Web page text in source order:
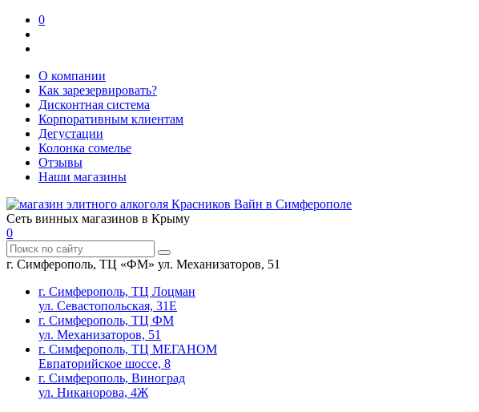
0
О компании
Как зарезервировать?
Дисконтная система
Корпоративным клиентам
Дегустации
Колонка сомелье
Отзывы
Наши магазины
Сеть винных магазинов в Крыму
0
г. Симферополь, ТЦ «ФМ» ул. Механизаторов, 51
г. Симферополь, ТЦ Лоцман
ул. Севастопольская, 31Е
г. Симферополь, ТЦ ФМ
ул. Механизаторов, 51
г. Симферополь, ТЦ МЕГАНОМ
Евпаторийское шоссе, 8
г. Симферополь, Виноград
ул. Никанорова, 4Ж